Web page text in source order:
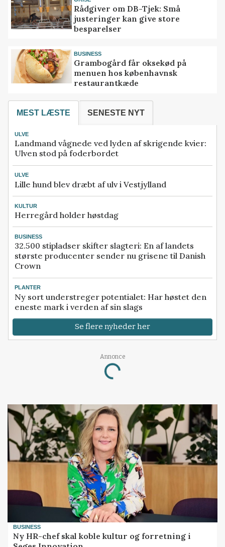
Rådgiver om DB-Tjek: Små
justeringer kan give store
besparelser
BUSINESS
Grambogård får oksekød på
menuen hos københavnsk
restaurantkæde
MEST LÆSTE SENESTE NYT
ULVE
Landmand vågnede ved lyden af skrigende kvier:
Ulven stod på foderbordet
ULVE
Lille hund blev dræbt af ulv i Vestjylland
KULTUR
Herregård holder høstdag
BUSINESS
32.500 stipladser skifter slagteri: En af landets
største producenter sender nu grisene til Danish
Crown
PLANTER
Ny sort understreger potentialet: Har høstet den
eneste mark i verden af sin slags
Se flere nyheder her
Annonce
Loading...
BUSINESS
Ny HR-chef skal koble kultur og forretning i